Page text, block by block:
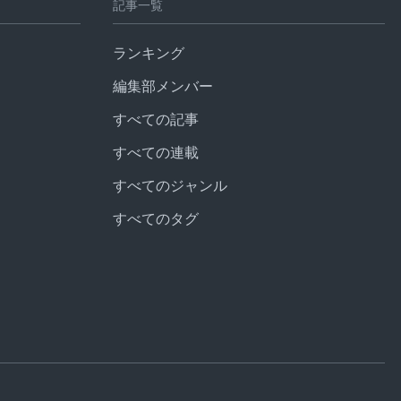
記事一覧
ランキング
編集部メンバー
すべての記事
すべての連載
すべてのジャンル
すべてのタグ